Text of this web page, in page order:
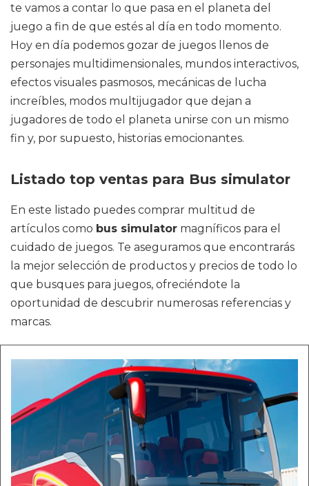
te vamos a contar lo que pasa en el planeta del
juego a fin de que estés al día en todo momento.
Hoy en día podemos gozar de juegos llenos de
personajes multidimensionales, mundos interactivos,
efectos visuales pasmosos, mecánicas de lucha
increíbles, modos multijugador que dejan a
jugadores de todo el planeta unirse con un mismo
fin y, por supuesto, historias emocionantes.
Listado top ventas para Bus simulator
En este listado puedes comprar multitud de
artículos como bus simulator magníficos para el
cuidado de juegos. Te aseguramos que encontrarás
la mejor selección de productos y precios de todo lo
que busques para juegos, ofreciéndote la
oportunidad de descubrir numerosas referencias y
marcas.